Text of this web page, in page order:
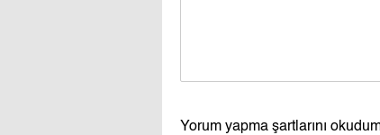
Yorum yapma şartlarını